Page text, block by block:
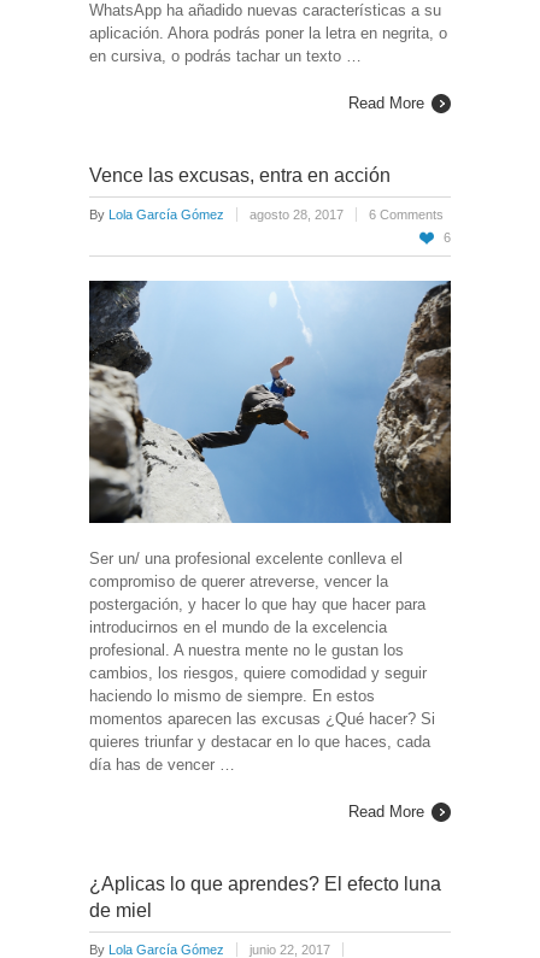
WhatsApp ha añadido nuevas características a su
aplicación. Ahora podrás poner la letra en negrita, o
en cursiva, o podrás tachar un texto …
Read More
Vence las excusas, entra en acción
By Lola García Gómez agosto 28, 2017
6 Comments
6
Ser un/ una profesional excelente conlleva el
compromiso de querer atreverse, vencer la
postergación, y hacer lo que hay que hacer para
introducirnos en el mundo de la excelencia
profesional. A nuestra mente no le gustan los
cambios, los riesgos, quiere comodidad y seguir
haciendo lo mismo de siempre. En estos
momentos aparecen las excusas ¿Qué hacer? Si
quieres triunfar y destacar en lo que haces, cada
día has de vencer …
Read More
¿Aplicas lo que aprendes? El efecto luna
de miel
By Lola García Gómez
junio 22, 2017